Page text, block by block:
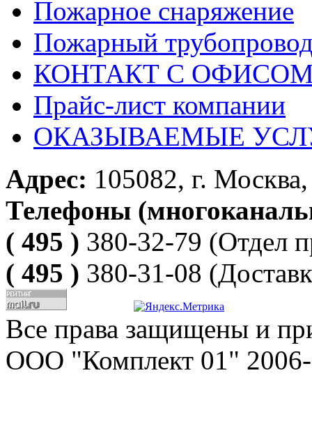
Пожарное снаряжение
Пожарный
КОНТАКТ С ОФИСОМ
Прайс-лист компании
ОКАЗЫВАЕМЫЕ
Адрес: 105082, г.
Телефоны
( 495 ) 380-32-79 (Отдел
( 495 ) 380-31-08
Все права защищены и
ООО "Комплект 01" 2006-